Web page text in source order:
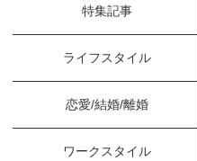
特集記事
ライフスタイル
恋愛/結婚/離婚
ワークスタイル